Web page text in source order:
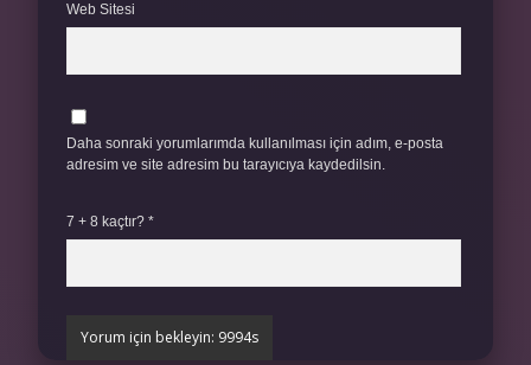
Web Sitesi
Daha sonraki yorumlarımda kullanılması için adım, e-posta
adresim ve site adresim bu tarayıcıya kaydedilsin.
7 + 8 kaçtır? *